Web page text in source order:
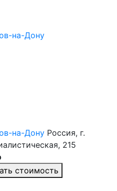
на-Дону
на-Дону Россия, г.
215
стоимость